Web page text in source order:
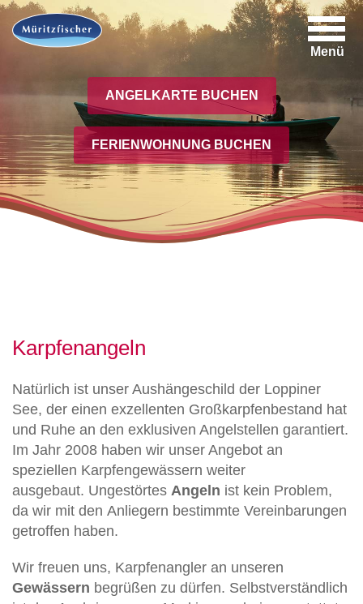
ANGELKARTE BUCHEN
FERIENWOHNUNG BUCHEN
Karpfenangeln
Natürlich ist unser Aushängeschild der Loppiner
See, der einen exzellenten Großkarpfenbestand hat
und Ruhe an den exklusiven Angelstellen garantiert.
Im Jahr 2008 haben wir unser Angebot an
speziellen Karpfengewässern weiter
ausgebaut. Ungestörtes Angeln ist kein Problem,
da wir mit den Anliegern bestimmte Vereinbarungen
getroffen haben.
Wir freuen uns, Karpfenangler an unseren
Gewässern begrüßen zu dürfen. Selbstverständlich
Menü
Angelkarten und Preise
Gewässerverzeichnis
Bootsverleih
Angelteiche
Karpfenangeln